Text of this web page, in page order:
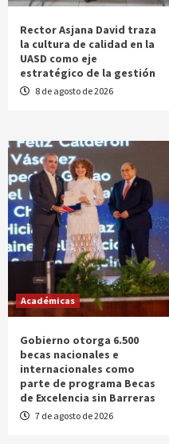
Rector Asjana David traza
la cultura de calidad en la
UASD como eje
estratégico de la gestión
8 de agosto de 2026
Académicas
Gobierno otorga 6.500
becas nacionales e
internacionales como
parte de programa Becas
de Excelencia sin Barreras
7 de agosto de 2026